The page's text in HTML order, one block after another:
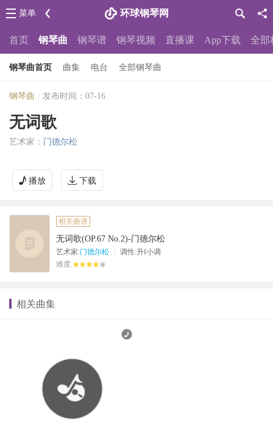
环球钢琴网
菜单
首页 钢琴曲 钢琴谱 钢琴视频 直播课 App下载 全部
钢琴曲首页 曲集 电台 全部钢琴曲
钢琴曲 发布时间：07-16
无词歌
艺术家： 门德尔松
播放 下载
相关曲谱
无词歌(OP.67 No.2)-门德尔松
艺术家:门德尔松
调性:升f小调
难度
相关曲集